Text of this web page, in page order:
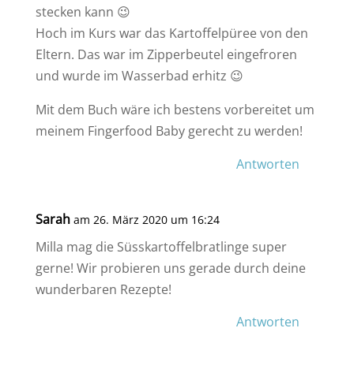
stecken kann 😉
Hoch im Kurs war das Kartoffelpüree von den
Eltern. Das war im Zipperbeutel eingefroren
und wurde im Wasserbad erhitz 😉
Mit dem Buch wäre ich bestens vorbereitet um
meinem Fingerfood Baby gerecht zu werden!
Antworten
Sarah am 26. März 2020 um 16:24
Milla mag die Süsskartoffelbratlinge super
gerne! Wir probieren uns gerade durch deine
wunderbaren Rezepte!
Antworten